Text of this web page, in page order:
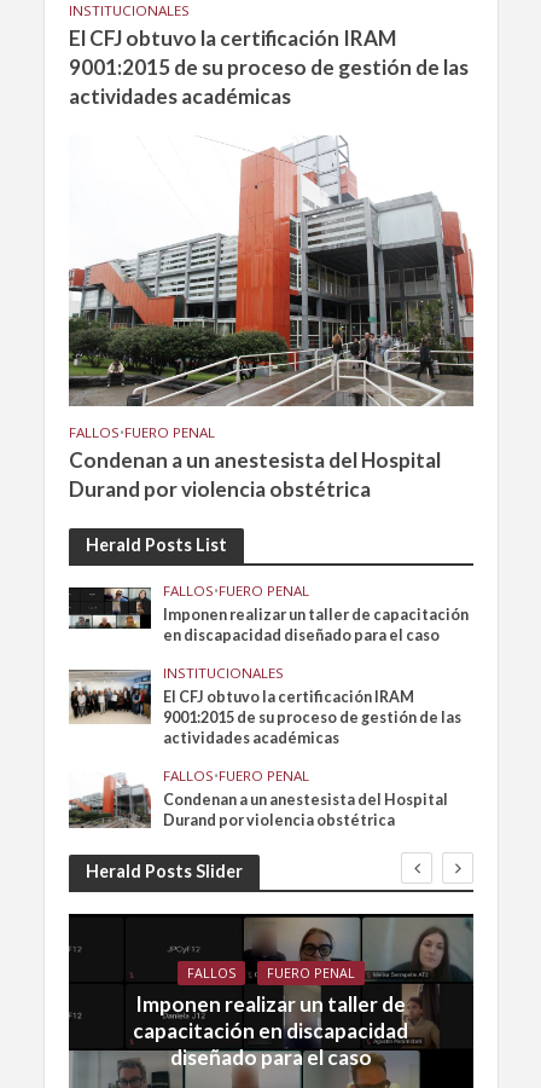
INSTITUCIONALES
El CFJ obtuvo la certificación IRAM
9001:2015 de su proceso de gestión de las
actividades académicas
FALLOS•FUERO PENAL
Condenan a un anestesista del Hospital
Durand por violencia obstétrica
Herald Posts List
FALLOS•FUERO PENAL
Imponen realizar un taller de capacitación
en discapacidad diseñado para el caso
INSTITUCIONALES
El CFJ obtuvo la certificación IRAM
9001:2015 de su proceso de gestión de las
actividades académicas
FALLOS•FUERO PENAL
Condenan a un anestesista del Hospital
Durand por violencia obstétrica
Herald Posts Slider
FALLOS FUERO PENAL
Imponen realizar un taller de
capacitación en discapacidad
diseñado para el caso